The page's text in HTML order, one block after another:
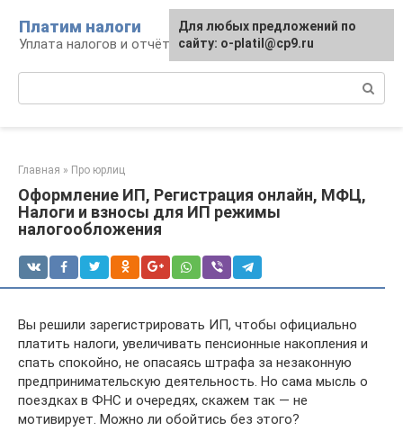
контенту
Платим налоги
Уплата налогов и отчётность
Главная » Про юрлиц
Оформление ИП, Регистрация онлайн, МФЦ,
Налоги и взносы для ИП режимы
налогообложения
Вы решили зарегистрировать ИП, чтобы официально
платить налоги, увеличивать пенсионные накопления и
спать спокойно, не опасаясь штрафа за незаконную
предпринимательскую деятельность. Но сама мысль о
поездках в ФНС и очередях, скажем так — не
мотивирует. Можно ли обойтись без этого?
Для любых предложений по
сайту: o-platil@cp9.ru